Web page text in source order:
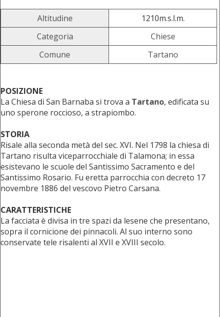
Altitudine
1210m.s.l.m.
Categoria
Chiese
Comune
Tartano
POSIZIONE
La Chiesa di San Barnaba si trova a Tartano, edificata su
uno sperone roccioso, a strapiombo.
STORIA
Risale alla seconda metà del sec. XVI. Nel 1798 la chiesa di
Tartano risulta viceparrocchiale di Talamona; in essa
esistevano le scuole del Santissimo Sacramento e del
Santissimo Rosario. Fu eretta parrocchia con decreto 17
novembre 1886 del vescovo Pietro Carsana.
CARATTERISTICHE
La facciata è divisa in tre spazi da lesene che presentano,
sopra il cornicione dei pinnacoli. Al suo interno sono
conservate tele risalenti al XVII e XVIII secolo.